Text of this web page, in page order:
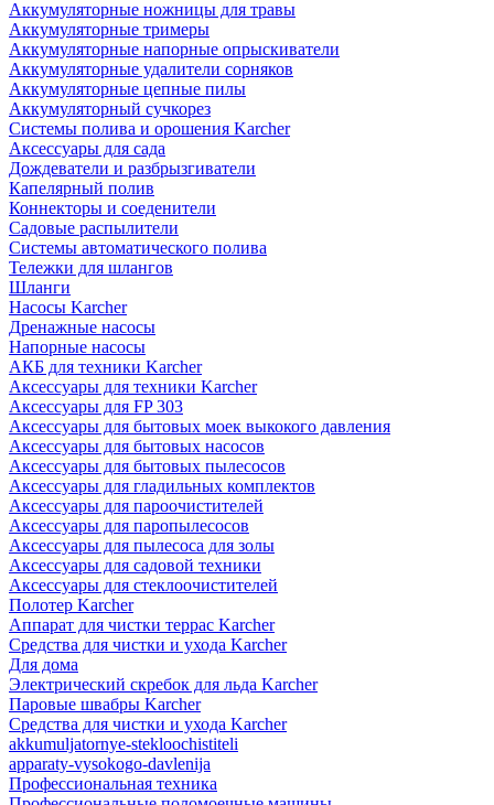
Аккумуляторные ножницы для травы
Аккумуляторные тримеры
Аккумуляторные напорные опрыскиватели
Аккумуляторные удалители сорняков
Аккумуляторные цепные пилы
Аккумуляторный сучкорез
Системы полива и орошения Karcher
Аксессуары для сада
Дождеватели и разбрызгиватели
Капелярный полив
Коннекторы и соеденители
Садовые распылители
Системы автоматического полива
Тележки для шлангов
Шланги
Насосы Karcher
Дренажные насосы
Напорные насосы
АКБ для техники Karcher
Аксессуары для техники Karcher
Аксессуары для FP 303
Аксессуары для бытовых моек выкокого давления
Аксессуары для бытовых насосов
Аксессуары для бытовых пылесосов
Аксессуары для гладильных комплектов
Аксессуары для пароочистителей
Аксессуары для паропылесосов
Аксессуары для пылесоса для золы
Аксессуары для садовой техники
Аксессуары для стеклоочистителей
Полотер Karcher
Аппарат для чистки террас Karcher
Средства для чистки и ухода Karcher
Для дома
Электрический скребок для льда Karcher
Паровые швабры Karcher
Средства для чистки и ухода Karcher
akkumuljatornye-stekloochistiteli
apparaty-vysokogo-davlenija
Профессиональная техника